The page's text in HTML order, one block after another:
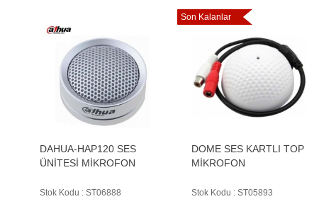
DAHUA-HAP120 SES
ÜNİTESİ MİKROFON
Stok Kodu : ST06888
Son Kalanlar
DOME SES KARTLI TOP
MİKROFON
Stok Kodu : ST05893